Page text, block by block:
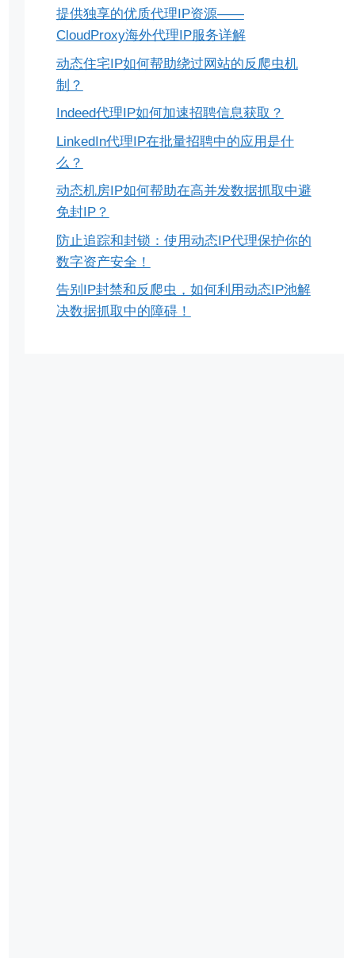
提供独享的优质代理IP资源——
CloudProxy海外代理IP服务详解
动态住宅IP如何帮助绕过网站的反爬虫机
制？
Indeed代理IP如何加速招聘信息获取？
LinkedIn代理IP在批量招聘中的应用是什
么？
动态机房IP如何帮助在高并发数据抓取中避
免封IP？
防止追踪和封锁：使用动态IP代理保护你的
数字资产安全！
告别IP封禁和反爬虫，如何利用动态IP池解
决数据抓取中的障碍！